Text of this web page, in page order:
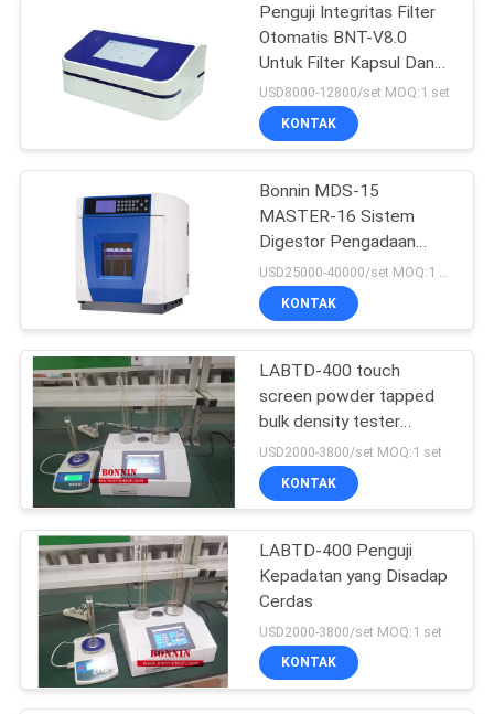
Penguji Integritas Filter
Otomatis BNT-V8.0
Untuk Filter Kapsul Dan
Membran Ultrafiltrasi
USD8000-12800/set MOQ:1 set
KONTAK
Bonnin MDS-15
MASTER-16 Sistem
Digestor Pengadaan
Sampel
KONTAK
LABTD-400 touch
screen powder tapped
bulk density tester
(penguji kepadatan besar
bubuk)
USD2000-3800/set MOQ:1 set
KONTAK
LABTD-400 Penguji
Kepadatan yang Disadap
Cerdas
USD2000-3800/set MOQ:1 set
KONTAK